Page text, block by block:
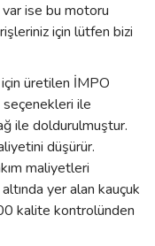
ise bu motoru
için lütfen bizi
üretilen İMPO
ile
ile doldurulmuştur.
düşürür.
maliyetleri
yer alan kauçuk
kalite kontrolünden